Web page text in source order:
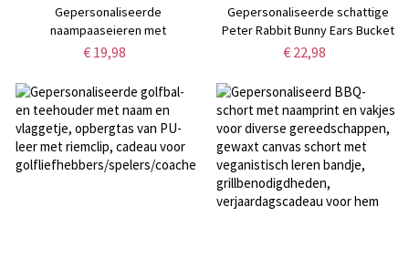
Gepersonaliseerde
naampaaseieren met
konijnenoren, kleurrijke
paasmandvullers, feestgunsten,
paascadeaus voor
kinderen/jongens/meisjes
€ 19,98
Gepersonaliseerde schattige
Peter Rabbit Bunny Ears Bucket
Bag met initiaal en naam, vrolijke
katoenen linnen paasgoodiebag,
paascadeau voor kinderen
€ 22,98